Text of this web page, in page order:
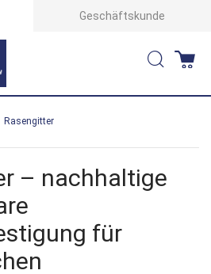
Geschäftskunde
Suche
Rasengitter
– nachhaltige
für